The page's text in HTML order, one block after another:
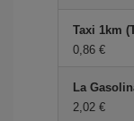
Taxi 1km
0,86 €
La
2,02 €